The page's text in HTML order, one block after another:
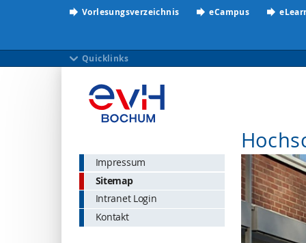
Vorlesungsverzeichnis eCampus
Quicklinks
Impressum
Sitemap
Intranet Login
Kontakt